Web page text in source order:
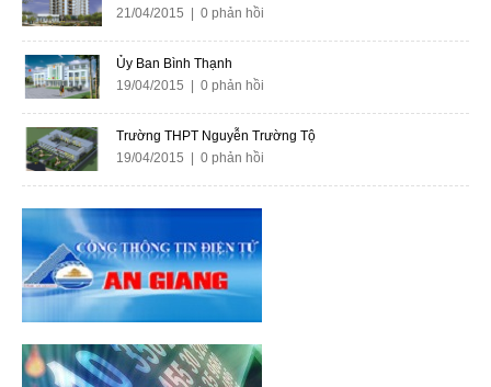
21/04/2015 | 0 phản hồi
Ủy Ban Bình Thạnh
19/04/2015 | 0 phản hồi
Trường THPT Nguyễn Trường Tộ
19/04/2015 | 0 phản hồi